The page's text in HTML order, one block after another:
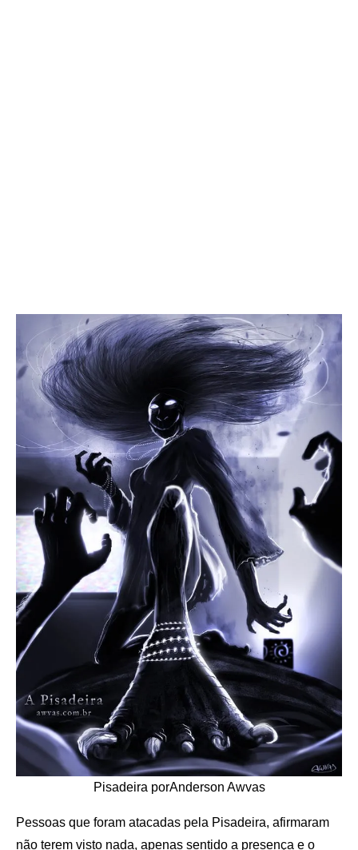
Pisadeira porAnderson Awvas
Pessoas que foram atacadas pela Pisadeira, afirmaram
não terem visto nada, apenas sentido a presença e o